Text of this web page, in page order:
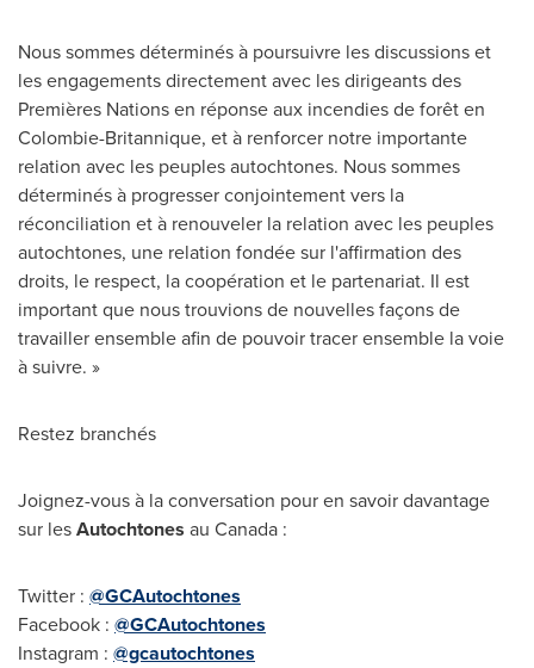
Nous sommes déterminés à poursuivre les discussions et
les engagements directement avec les dirigeants des
Premières Nations en réponse aux incendies de forêt en
Colombie-Britannique, et à renforcer notre importante
relation avec les peuples autochtones. Nous sommes
déterminés à progresser conjointement vers la
réconciliation et à renouveler la relation avec les peuples
autochtones, une relation fondée sur l'affirmation des
droits, le respect, la coopération et le partenariat. Il est
important que nous trouvions de nouvelles façons de
travailler ensemble afin de pouvoir tracer ensemble la voie
à suivre. »
Restez branchés
Joignez-vous à la conversation pour en savoir davantage
sur lesAutochtones au Canada :
Twitter : @GCAutochtones
Facebook : @GCAutochtones
Instagram : @gcautochtones